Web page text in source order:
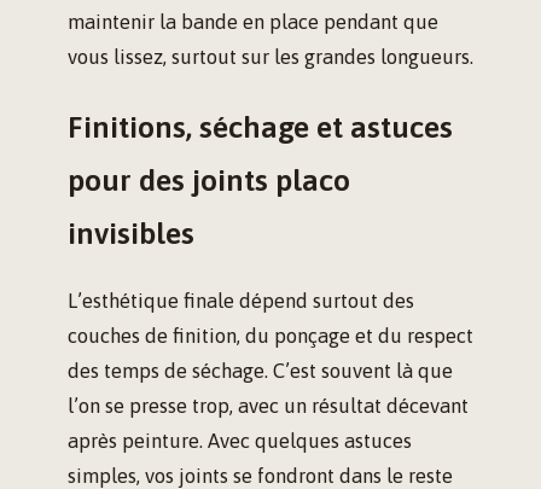
maintenir la bande en place pendant que
vous lissez, surtout sur les grandes longueurs.
Finitions, séchage et astuces
pour des joints placo
invisibles
L’esthétique finale dépend surtout des
couches de finition, du ponçage et du respect
des temps de séchage. C’est souvent là que
l’on se presse trop, avec un résultat décevant
après peinture. Avec quelques astuces
simples, vos joints se fondront dans le reste